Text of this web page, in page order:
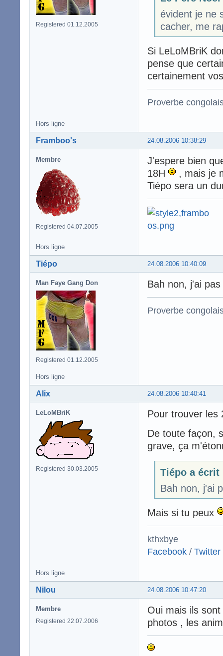
Registered 01.12.2005
évident je ne
cacher, me
Si LeLoMBriK
pense que
certainement
Proverbe
Hors ligne
24.08.2006 10:38:29
Framboo's
Membre
Registered 04.07.2005
J'espere bien
18H
, mais je
Tiépo sera un
Hors ligne
24.08.2006 10:40:09
Tiépo
Man Faye Gang Don
Registered 01.12.2005
Bah non, j'ai
Proverbe
Hors ligne
24.08.2006 10:40:41
Alix
LeLoMBriK
Registered 30.03.2005
Pour trouver
De toute façon,
grave, ça
Tiépo a écrit
Bah non, j'ai
Mais si tu peux
kthxbye
Facebook / Twitter
Hors ligne
24.08.2006 10:47:20
Nilou
Membre
Registered 22.07.2006
Oui mais ils
photos , les